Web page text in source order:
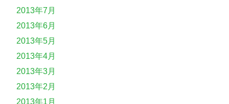
2013年7月
2013年6月
2013年5月
2013年4月
2013年3月
2013年2月
2013年1月